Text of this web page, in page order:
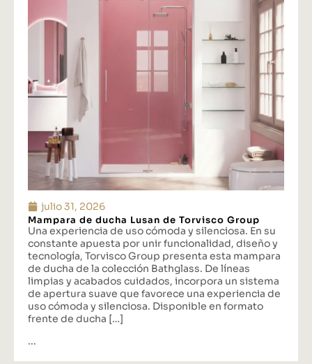
julio 31, 2026
Mampara de ducha Lusan de Torvisco Group
Una experiencia de uso cómoda y silenciosa. En su
constante apuesta por unir funcionalidad, diseño y
tecnología, Torvisco Group presenta esta mampara
de ducha de la colección Bathglass. De líneas
limpias y acabados cuidados, incorpora un sistema
de apertura suave que favorece una experiencia de
uso cómoda y silenciosa. Disponible en formato
frente de ducha […]
...